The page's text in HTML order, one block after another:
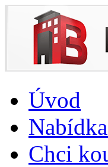
Úvod
Chci